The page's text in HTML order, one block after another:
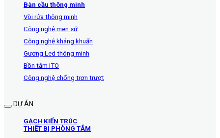
Bàn cầu thông minh
Vòi rửa thông minh
Công nghệ men sứ
Công nghệ kháng khuẩn
Gương Led thông minh
Bồn tắm ITO
Công nghệ chống trơn trượt
DỰ ÁN
GẠCH KIẾN TRÚC
THIẾT BỊ PHÒNG TẮM